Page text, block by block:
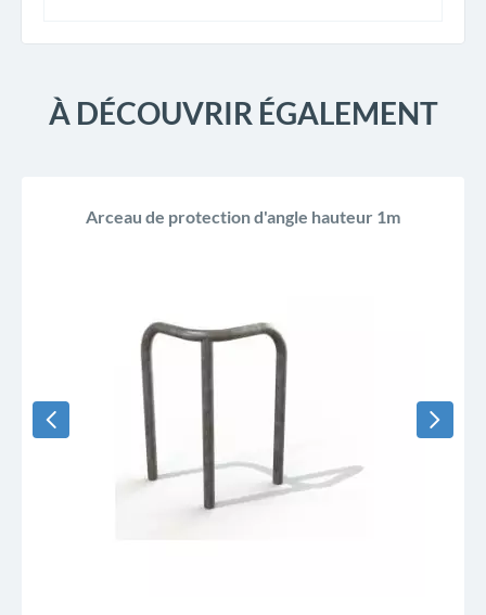
À DÉCOUVRIR ÉGALEMENT
Arceau de protection d'angle hauteur 1m